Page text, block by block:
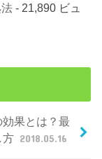
- 21,890 ビュ
果とは？最
方 2018.05.16